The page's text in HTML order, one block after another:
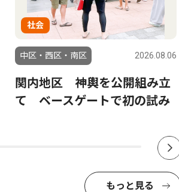
社会
中区・西区・南区 2026.08.06
関内地区 神輿を公開組み立
て ベースゲートで初の試み
もっと見る